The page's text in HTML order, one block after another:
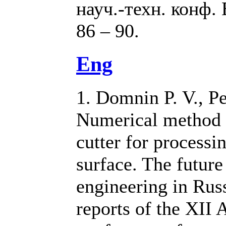
науч.-техн.
86 – 90.
Eng
1. Domnin P. V.,
Numerical
cutter for
surface. The
engineering in
reports of the XII